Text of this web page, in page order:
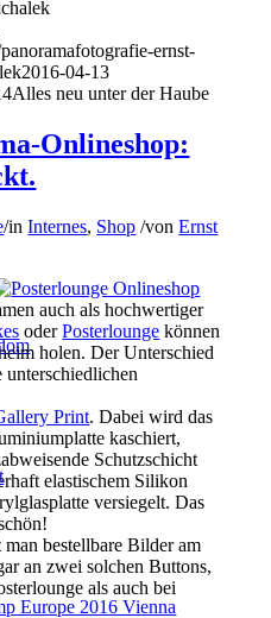
Europe 2016 Vienna
ernst-
2016-04-13
Alles neu unter der Haube
Onlineshop:
/inInternes, Shop /vonErnst
auch als hochwertiger
oderPosterlounge können
holen. Der Unterschied
unterschiedlichen
Print. Dabei wird das
kaschiert,
Schutzschicht
elastischem Silikon
versiegelt. Das
bestellbare Bilder am
an zwei solchen Buttons,
als auch bei